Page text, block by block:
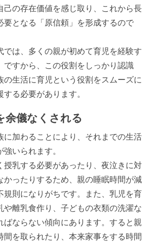
己の存在価値を感じ取り、これから長
要となる「原信頼」を形成するので
では、多くの親が初めて育児を経験す
ですから、この役割をしっかり認識
の生活に育児という役割をスムーズに
る必要があります。
余儀なくされる
に加わることにより、それまでの生活
いられます。
授乳する必要があったり、夜泣きに対
かったりするため、親の睡眠時間が減
規則になりがちです。また、乳児を育
や離乳食作り、子どもの衣類の洗濯な
ばならない傾向にあります。すると親
間を取られたり、本来家事をする時間